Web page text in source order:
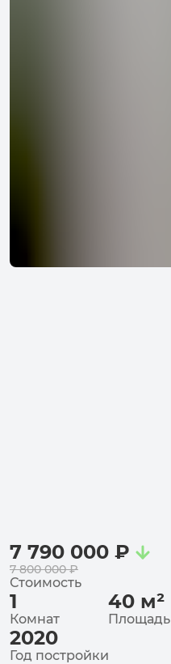
7 790 000 ₽
7 800 000 ₽
Стоимость
1
Комнат
40 м²
Площадь
2020
Год постройки